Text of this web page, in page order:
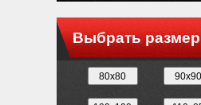
Выбрать размер